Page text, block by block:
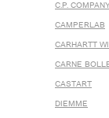
C.P.
CAMPERLAB
CARHARTT
CARNE
CASTART
DIEMME